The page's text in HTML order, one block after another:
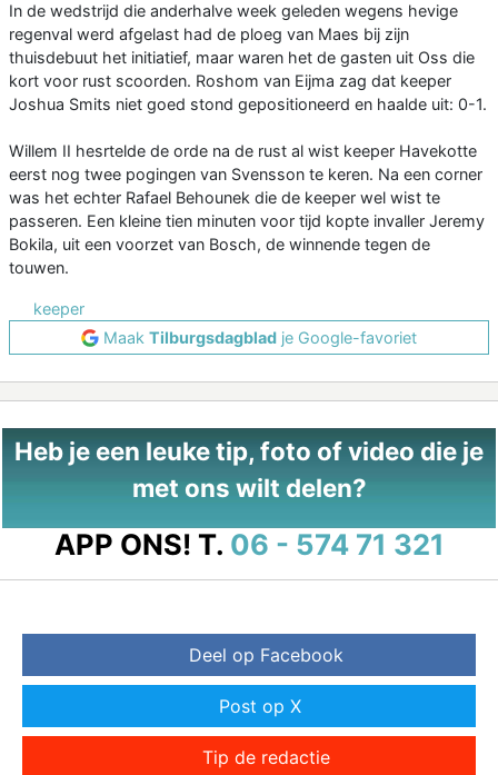
In de wedstrijd die anderhalve week geleden wegens hevige
regenval werd afgelast had de ploeg van Maes bij zijn
thuisdebuut het initiatief, maar waren het de gasten uit Oss die
kort voor rust scoorden. Roshom van Eijma zag dat keeper
Joshua Smits niet goed stond gepositioneerd en haalde uit: 0-1.
Willem II hesrtelde de orde na de rust al wist keeper Havekotte
eerst nog twee pogingen van Svensson te keren. Na een corner
was het echter Rafael Behounek die de keeper wel wist te
passeren. Een kleine tien minuten voor tijd kopte invaller Jeremy
Bokila, uit een voorzet van Bosch, de winnende tegen de
touwen.
keeper
Maak Tilburgsdagblad je Google-favoriet
Heb je een leuke tip, foto of video die je
met ons wilt delen?
APP ONS! T. 06 - 574 71 321
Deel op Facebook
Post op X
Tip de redactie